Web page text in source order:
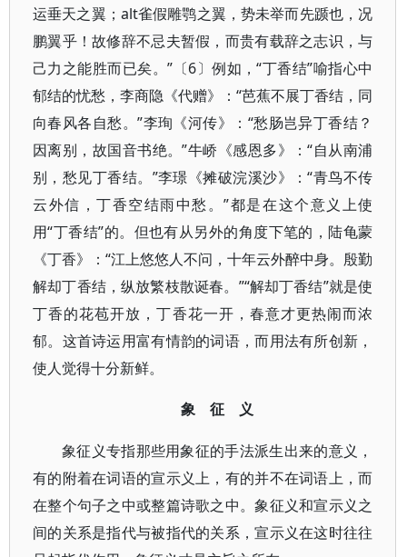
运垂天之翼；alt雀假雕鹗之翼，势未举而先踬也，况
鹏翼乎！故修辞不忌夫暂假，而贵有载辞之志识，与
己力之能胜而已矣。”〔6〕例如，“丁香结”喻指心中
郁结的忧愁，李商隐《代赠》：“芭蕉不展丁香结，同
向春风各自愁。”李珣《河传》：“愁肠岂异丁香结？
因离别，故国音书绝。”牛峤《感恩多》：“自从南浦
别，愁见丁香结。”李璟《摊破浣溪沙》：“青鸟不传
云外信，丁香空结雨中愁。”都是在这个意义上使
用“丁香结”的。但也有从另外的角度下笔的，陆龟蒙
《丁香》：“江上悠悠人不问，十年云外醉中身。殷勤
解却丁香结，纵放繁枝散诞春。”“解却丁香结”就是使
丁香的花苞开放，丁香花一开，春意才更热闹而浓
郁。这首诗运用富有情韵的词语，而用法有所创新，
使人觉得十分新鲜。
象 征 义
象征义专指那些用象征的手法派生出来的意义，
有的附着在词语的宣示义上，有的并不在词语上，而
在整个句子之中或整篇诗歌之中。象征义和宣示义之
间的关系是指代与被指代的关系，宣示义在这时往往